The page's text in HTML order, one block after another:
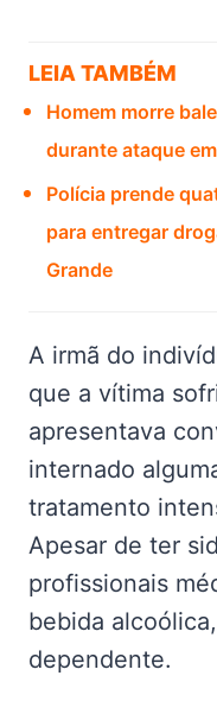
LEIA TAMBÉM
Homem morre
durante ataque
Polícia prende
para entregar
Grande
A irmã do
que a vítima
apresentava
internado
tratamento
Apesar de ter
profissionais
bebida
dependente.